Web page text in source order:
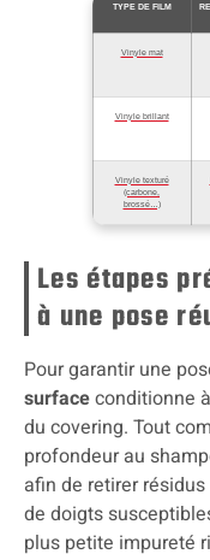
TYPE DE FILM
Vinyle mat
Vinyle brillant
Vinyle texturé
(carbone,
brossé…)
Les étapes
à une pose
Pour garantir une
surfaceconditionne
du covering. Tout
profondeur au
afin de retirer
de doigts
plus petite impureté